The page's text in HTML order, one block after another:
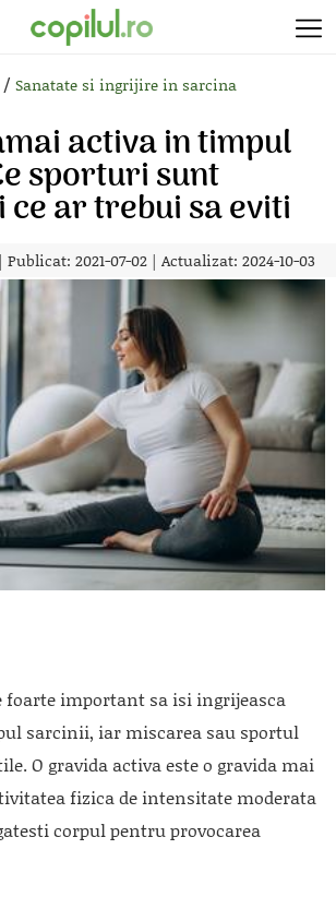
/ Sanatate si ingrijire in sarcina
activa in timpul
sporturi sunt
ce ar trebui sa eviti
| Publicat: 2021-07-02 | Actualizat: 2024-10-03
foarte important sa isi ingrijeasca
sarcinii, iar miscarea sau sportul
O gravida activa este o gravida mai
fizica de intensitate moderata
corpul pentru provocarea